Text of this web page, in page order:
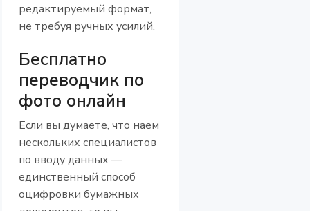
редактируемый формат,
не требуя ручных усилий.
Бесплатно
переводчик по
фото онлайн
Если вы думаете, что наем
нескольких специалистов
по вводу данных —
единственный способ
оцифровки бумажных